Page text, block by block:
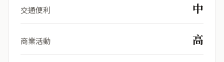
交通便利 中
商業活動 高